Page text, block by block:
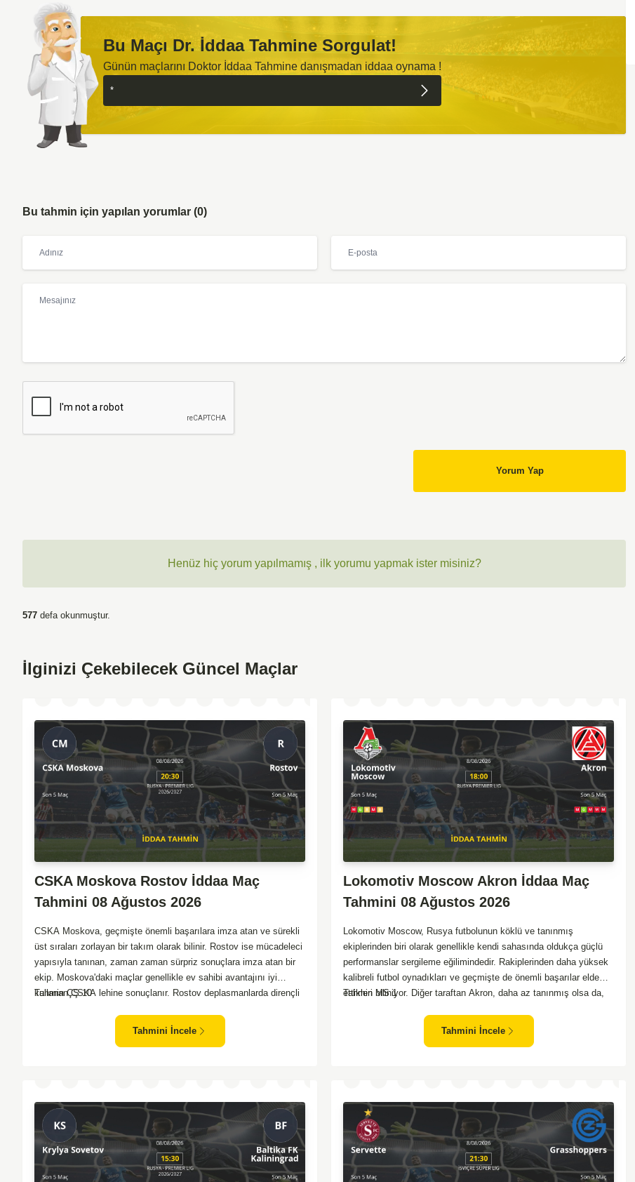
Bu Maçı Dr. İddaa Tahmine Sorgulat!
Günün maçlarını Doktor İddaa Tahmine danışmadan iddaa oynama !
Bu tahmin için yapılan yorumlar (0)
Yorum Yap
Henüz hiç yorum yapılmamış , ilk yorumu yapmak ister misiniz?
577 defa okunmuştur.
İlginizi Çekebilecek Güncel Maçlar
CSKA Moskova Rostov İddaa Maç
Tahmini 08 Ağustos 2026
CSKA Moskova, geçmişte önemli başarılara imza atan ve sürekli
üst sıraları zorlayan bir takım olarak bilinir. Rostov ise mücadeleci
yapısıyla tanınan, zaman zaman sürpriz sonuçlara imza atan bir
ekip. Moskova'daki maçlar genellikle ev sahibi avantajını iyi
kullanan CSKA lehine sonuçlanır. Rostov deplasmanlarda dirençli
CSKA'nın az farkla da olsa üstün olduğunu göstermektedir.
Tahmin ÇŞ 10
Tahmini İncele
Lokomotiv Moscow Akron İddaa Maç
Tahmini 08 Ağustos 2026
Lokomotiv Moscow, Rusya futbolunun köklü ve tanınmış
ekiplerinden biri olarak genellikle kendi sahasında oldukça güçlü
performanslar sergileme eğilimindedir. Rakiplerinden daha yüksek
kalibreli futbol oynadıkları ve geçmişte de önemli başarılar elde
ettikleri biliniyor. Diğer taraftan Akron, daha az tanınmış olsa da,
dikkat çekmektedir. Ancak genellikle Lokomotiv gibi köklü ve
Lokomotiv’in galibiyetle ayrılması daha yüksek ihtimal
taşımaktadır.
Tahmin MS 1
Tahmini İncele